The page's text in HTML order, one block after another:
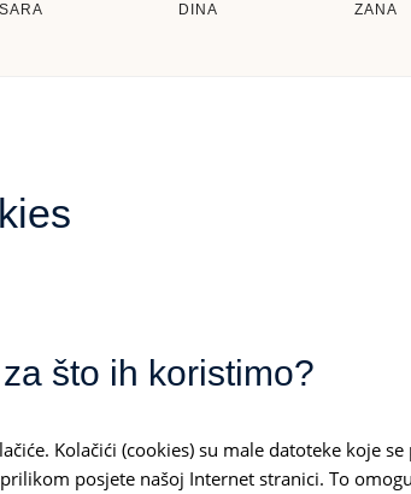
SARA DINA ZANA
što ih koristimo?
Kolačići (cookies) su male datoteke koje
posjete našoj Internet stranici. To